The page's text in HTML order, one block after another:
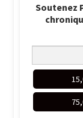
Soutenez